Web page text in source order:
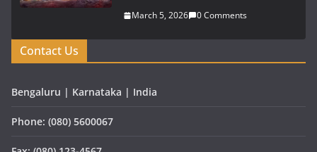
March 5, 2026 0 Comments
Contact Us
Bengaluru | Karnataka | India
Phone: (080) 5600067